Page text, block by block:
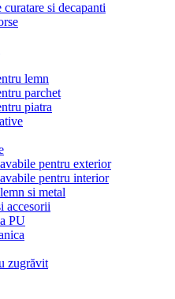
curatare si decapanti
lemn
parchet
piatra
pentru exterior
pentru interior
si metal
accesorii
PU
zugrăvit